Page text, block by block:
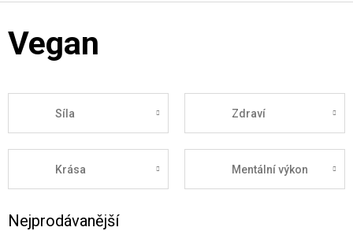
Vegan
Síla Zdraví
Krása Mentální výkon
Nejprodávanější